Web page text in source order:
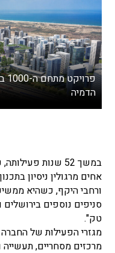
הדמיה
אחים מרגולין ניסיון
ורחבי היקף, כשהיא
סניפים נוספים
טק".
מגזרי הפעילות של
מרכזים מסחריים, תעשייה